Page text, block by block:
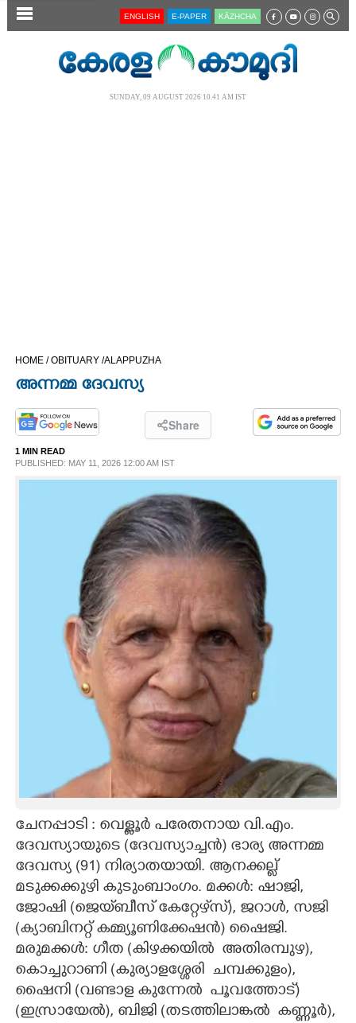
SECTIONS
OPINION
PHOTOS
LITERATURE
ZOOM
ENGLISH E-PAPER KĀZHCHA
SUNDAY, 09 AUGUST 2026 10.41 AM IST
HOME /OBITUARY /ALAPPUZHA
അന്നമ്മ ദേവസ്യ
Share
1 MIN READ
PUBLISHED: MAY 11, 2026 12:00 AM IST
ചേനപ്പാടി : വെള്ളൂർ പരേതനായ വി.എം.
ദേവസ്യായുടെ (ദേവസ്യാച്ചൻ) ഭാര്യ അന്നമ്മ
ദേവസ്യ (91) നിര്യാ​ത​യായി. ആനക്കല്ല്
മടുക്കക്കുഴി കുടുംബാംഗം. മക്കൾ: ഷാജി,
ജോഷി (ജെ​യ്​ബീ​സ് കേ​റ്റേ​ഴ്‌സ്), ജറാൾ, സ​ജി
(ക്യാ​ബിന​റ്റ് ക​മ്മ്യൂ​ണി​ക്കേഷൻ) ഷൈജി.
മരുമക്കൾ: ഗീത (കിഴക്കയിൽ ​ അതിരമ്പുഴ),
കൊച്ചുറാണി (കുര്യാളശ്ശേരി ​ ചമ്പക്കുളം),
ഷൈനി (വണ്ടാള കുന്നേൽ ​ പൂവത്തോട്)
(ഇസ്രായേൽ), ബിജി (തടത്തിലാങ്കൽ ​ കണ്ണൂർ),